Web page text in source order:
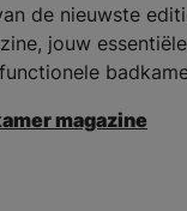
de nieuwste
jouw
magazine